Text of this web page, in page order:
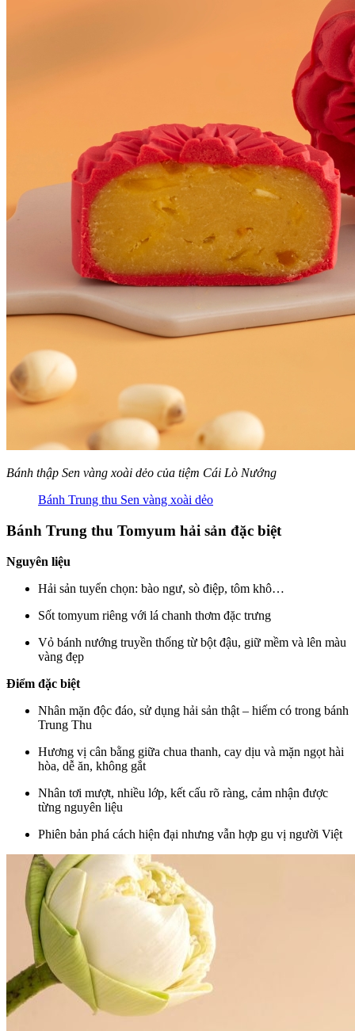
Bánh thập Sen vàng xoài dẻo của tiệm Cái Lò Nướng
Bánh Trung thu Sen vàng xoài dẻo
Bánh Trung thu Tomyum hải sản đặc biệt
Nguyên liệu
Hải sản tuyển chọn: bào ngư, sò điệp, tôm khô…
Sốt tomyum riêng với lá chanh thơm đặc trưng
Vỏ bánh nướng truyền thống từ bột đậu, giữ mềm và lên màu
vàng đẹp
Điểm đặc biệt
Nhân mặn độc đáo, sử dụng hải sản thật – hiếm có trong bánh
Trung Thu
Hương vị cân bằng giữa chua thanh, cay dịu và mặn ngọt hài
hòa, dễ ăn, không gắt
Nhân tơi mượt, nhiều lớp, kết cấu rõ ràng, cảm nhận được
từng nguyên liệu
Phiên bản phá cách hiện đại nhưng vẫn hợp gu vị người Việt